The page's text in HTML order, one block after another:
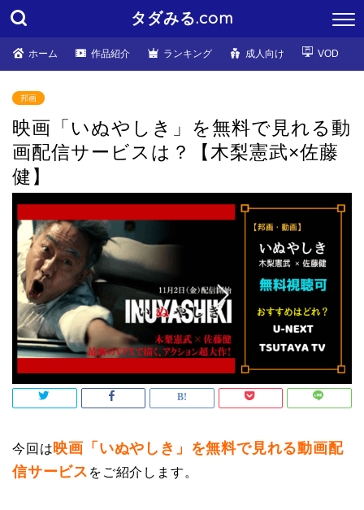
タダみる.com
ホーム 作品紹介 ランキング 成人向け VOD
邦画
映画「いぬやしき」を無料で見れる動
画配信サービスは？【木梨憲武×佐藤
健】
今回は映画「いぬやしき」を無料で見れる動画配
信サービス をご紹介します。